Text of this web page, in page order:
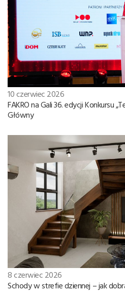
10 czerwiec 2026
FAKRO na Gali 36. edycji Konkursu
Główny
8 czerwiec 2026
Schody w strefie dziennej – jak